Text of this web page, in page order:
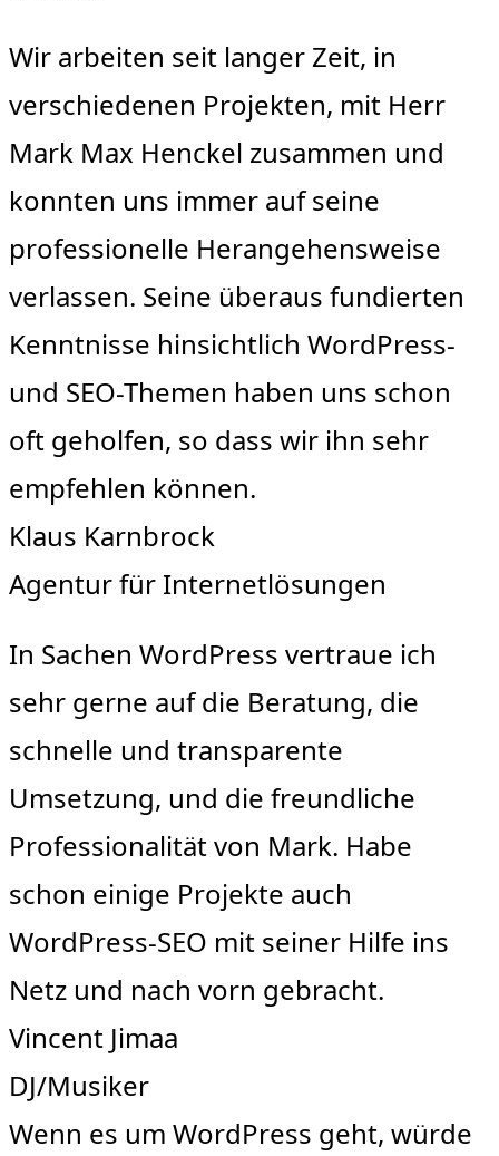
Wir arbeiten seit langer Zeit, in
verschiedenen Projekten, mit Herr
Mark Max Henckel zusammen und
konnten uns immer auf seine
professionelle Herangehensweise
verlassen. Seine überaus fundierten
Kenntnisse hinsichtlich WordPress-
und SEO-Themen haben uns schon
oft geholfen, so dass wir ihn sehr
empfehlen können.
Klaus Karnbrock
Agentur für Internetlösungen
In Sachen WordPress vertraue ich
sehr gerne auf die Beratung, die
schnelle und transparente
Umsetzung, und die freundliche
Professionalität von Mark. Habe
schon einige Projekte auch
WordPress-SEO mit seiner Hilfe ins
Netz und nach vorn gebracht.
Vincent Jimaa
DJ/Musiker
Wenn es um WordPress geht, würde